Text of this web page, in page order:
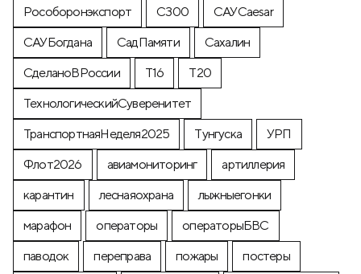
Рособоронэкспорт С300
САУCaesar
САУБогдана
СадПамяти
Сахалин
СделаноВРоссии
Т16
Т20
ТехнологическийСуверенитет
ТранспортнаяНеделя2025
Тунгуска
УРП
Флот2026
авиамониторинг
артиллерия
карантин
леснаяохрана
лыжныегонки
марафон
операторы
операторыБВС
паводок
переправа пожары
постеры